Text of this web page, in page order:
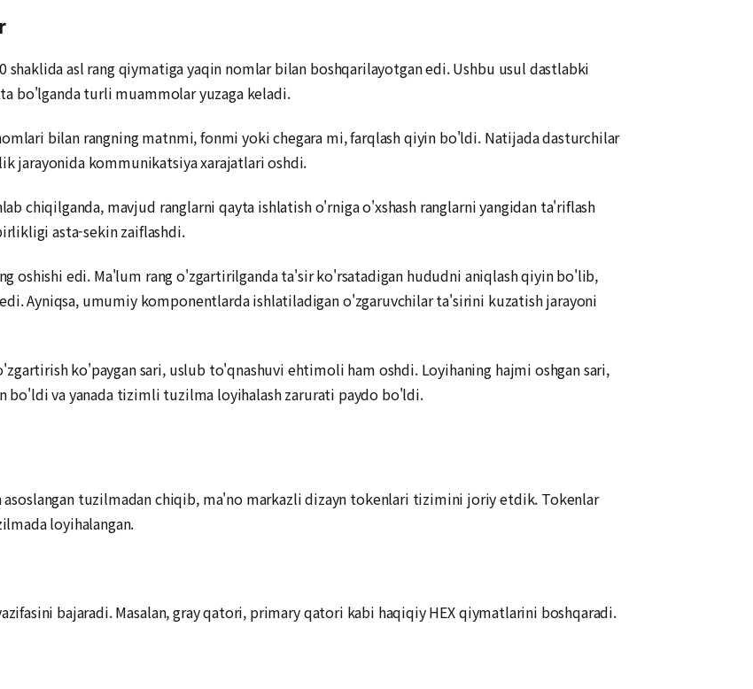
asl rang qiymatiga yaqin nomlar bilan boshqarilayotgan edi. Ushbu usul dastlabki
bo'lganda turli muammolar yuzaga keladi.
bilan rangning matnmi, fonmi yoki chegara mi, farqlash qiyin bo'ldi. Natijada dasturchilar
jarayonida kommunikatsiya xarajatlari oshdi.
chiqilganda, mavjud ranglarni qayta ishlatish o'rniga o'xshash ranglarni yangidan ta'riflash
asta-sekin zaiflashdi.
oshishi edi. Ma'lum rang o'zgartirilganda ta'sir ko'rsatadigan hududni aniqlash qiyin bo'lib,
Ayniqsa, umumiy komponentlarda ishlatiladigan o'zgaruvchilar ta'sirini kuzatish jarayoni
ko'paygan sari, uslub to'qnashuvi ehtimoli ham oshdi. Loyihaning hajmi oshgan sari,
bo'ldi va yanada tizimli tuzilma loyihalash zarurati paydo bo'ldi.
tuzilmadan chiqib, ma'no markazli dizayn tokenlari tizimini joriy etdik. Tokenlar
loyihalangan.
bajaradi. Masalan, gray qatori, primary qatori kabi haqiqiy HEX qiymatlarini boshqaradi.